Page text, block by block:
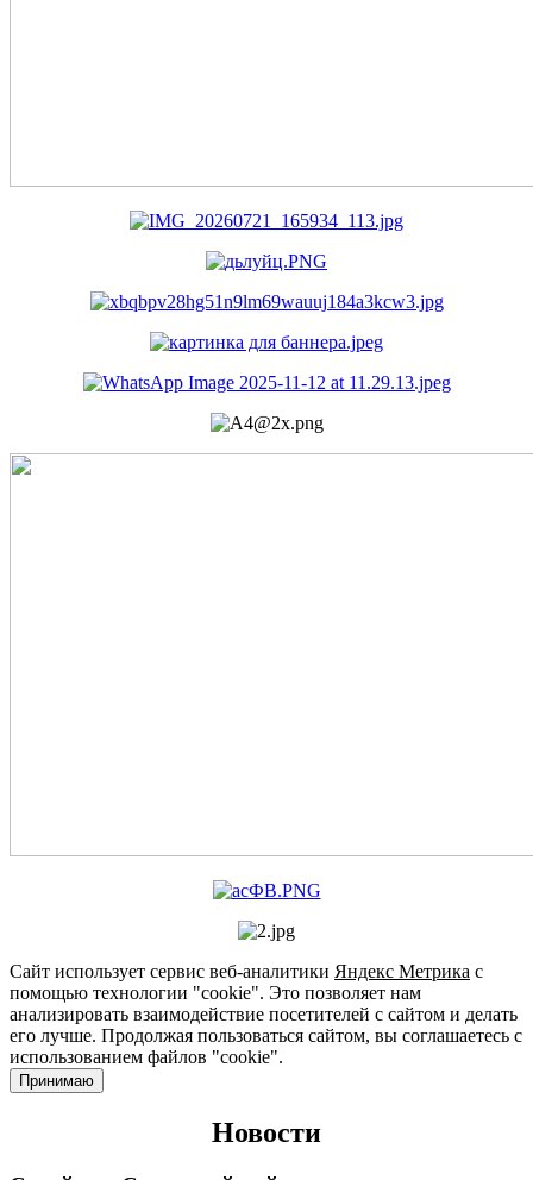
Сайт использует сервис веб-аналитики Яндекс Метрика с
помощью технологии "cookie". Это позволяет нам
анализировать взаимодействие посетителей с сайтом и делать
его лучше. Продолжая пользоваться сайтом, вы соглашаетесь с
использованием файлов "cookie".
Принимаю
Новости